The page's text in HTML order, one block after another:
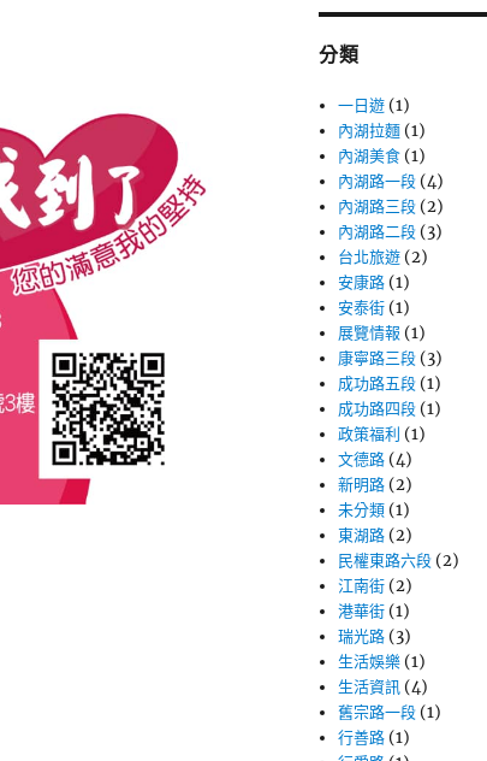
字:
分類
一日遊 (1)
內湖拉麵 (1)
內湖美食 (1)
內湖路一段 (4)
內湖路三段 (2)
內湖路二段 (3)
台北旅遊 (2)
安康路 (1)
安泰街 (1)
展覽情報 (1)
康寧路三段 (3)
成功路五段 (1)
成功路四段 (1)
政策福利 (1)
文德路 (4)
新明路 (2)
未分類 (1)
東湖路 (2)
民權東路六段 (2)
江南街 (2)
港華街 (1)
瑞光路 (3)
生活娛樂 (1)
生活資訊 (4)
舊宗路一段 (1)
行善路 (1)